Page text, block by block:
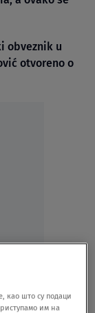
obveznik u
otvoreno o
plaćanje
traži da joj
као што су подаци
им на